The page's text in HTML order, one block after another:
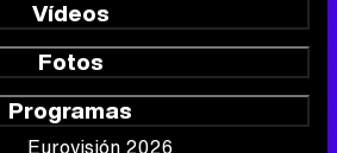
Telenovelas
Rostros
Foros